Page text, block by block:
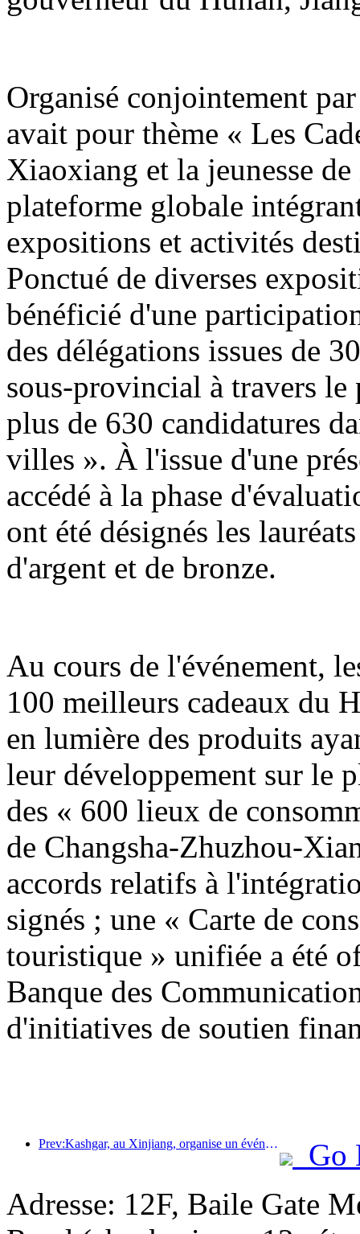
Organisé conjointement
avait pour thème « Les
Xiaoxiang et la jeunesse
plateforme globale
expositions et activités
Ponctué de diverses
bénéficié d'une
des délégations issues de
sous-provincial à travers
plus de 630 candidatures
villes ». À l'issue d'une
accédé à la phase
ont été désignés les
d'argent et de bronze.
Au cours de l'événement,
100 meilleurs cadeaux du
en lumière des produits
leur développement sur le
des « 600 lieux de
de Changsha-Zhuzhou-
accords relatifs à
signés ; une « Carte de
touristique » unifiée a été
Banque des
d'initiatives de soutien
Prev:Kashgar, au Xinjiang, organise un événement de promotion touristique pour favoriser les échanges interethniques.
Go
Adresse: 12F, Baile Gate